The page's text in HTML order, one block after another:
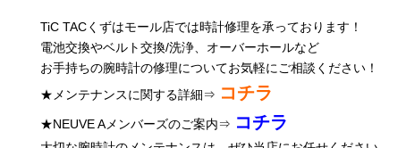
TiC TACくずはモール店では時計修理を承っております！
電池交換やベルト交換/洗浄、オーバーホールなど
お手持ちの腕時計の修理についてお気軽にご相談ください！
★メンテナンスに関する詳細⇒ コチラ
★NEUVE Aメンバーズのご案内⇒ コチラ